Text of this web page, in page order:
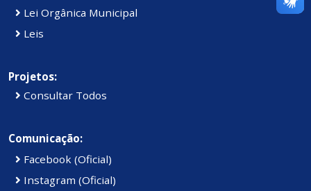
Lei Orgânica Municipal
Leis
Projetos:
Consultar Todos
Comunicação:
Facebook (Oficial)
Instagram (Oficial)